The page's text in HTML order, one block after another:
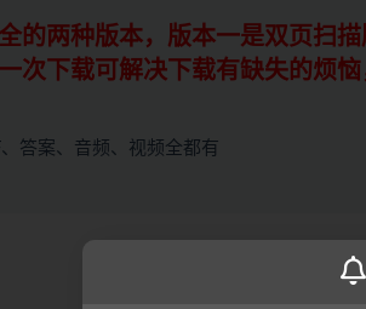
的两种版本，版本一是双页扫
次下载可解决下载有缺失的烦恼
答案、音频、视频全都有